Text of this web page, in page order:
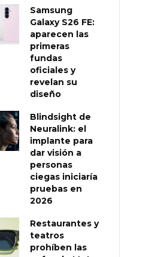
Samsung
Galaxy S26 FE:
aparecen las
primeras
fundas
oficiales y
revelan su
diseño
Blindsight de
Neuralink: el
implante para
dar visión a
personas
ciegas iniciaría
pruebas en
2026
Restaurantes y
teatros
prohíben las